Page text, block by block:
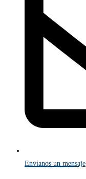
Envíanos un mensaje